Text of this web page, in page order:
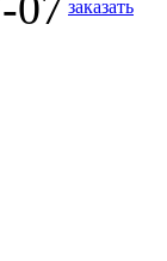
заказать